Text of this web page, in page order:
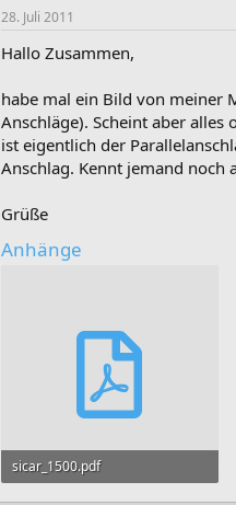
28. Juli 2011
Hallo Zusammen,
habe mal ein Bild von meiner
Anschläge). Scheint aber alles
ist eigentlich der
Anschlag. Kennt jemand noch
Grüße
Anhänge
sicar_1500.pdf
189,2 KB · Aufrufe: 123